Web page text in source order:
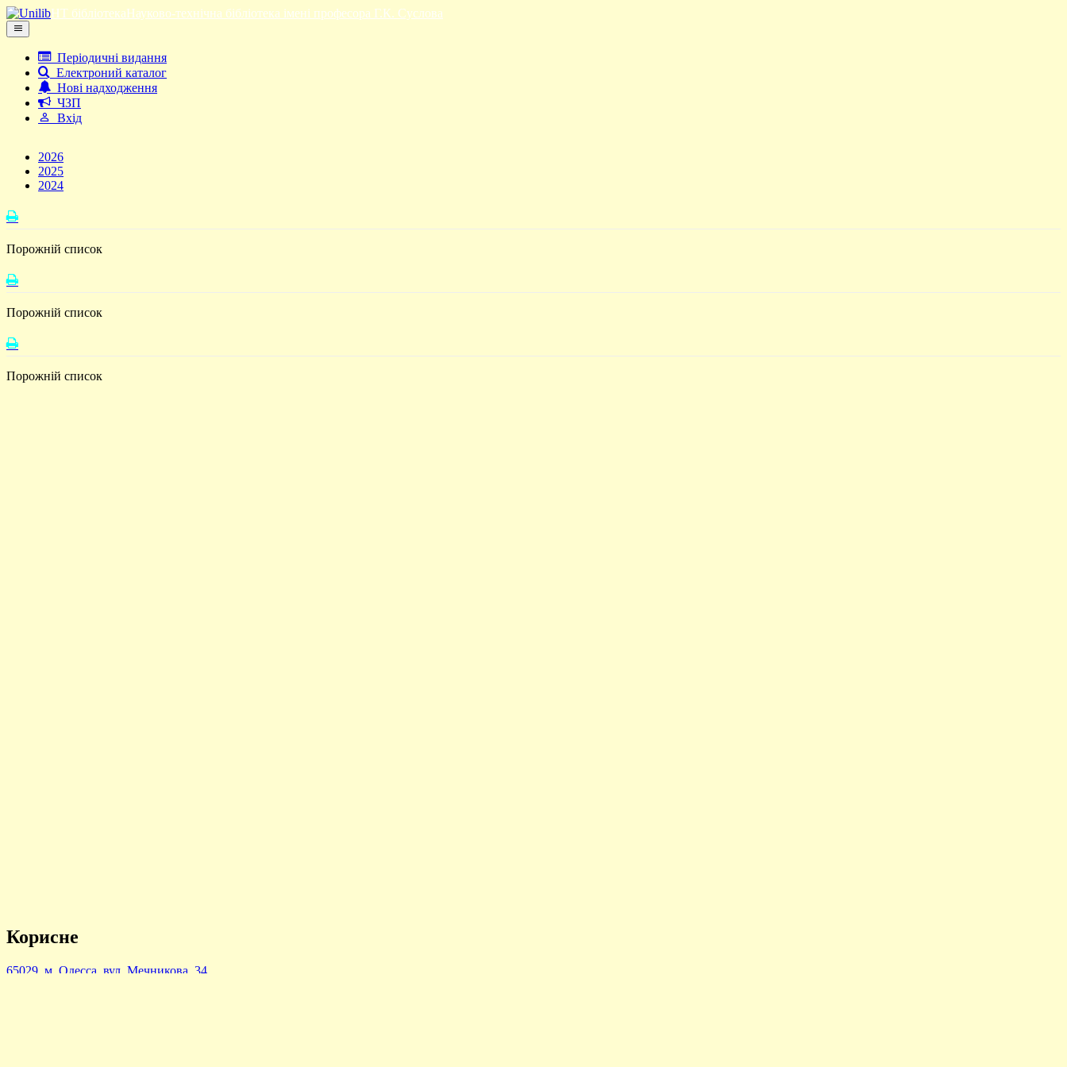
НТ бібліотекаНауково-технічна бібліотека імені професора Г.К. Суслова
Періодичні видання
Електроний каталог
Нові надходження
ЧЗП
Вхід
2026
2025
2024
Порожній список
Порожній список
Порожній список
Корисне
65029, м. Одесса, вул. Мечникова, 34